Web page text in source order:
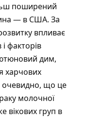
поширений
— в США. За
впливає
факторів
дим,
харчових
очевидно, що це
молочної
вікових груп в